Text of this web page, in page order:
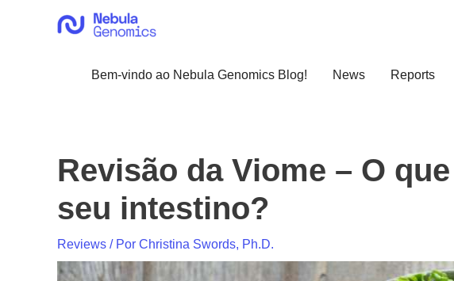
Bem-vindo ao Nebula Genomics Blog!
News Reports
Revisão da Viome – O
seu intestino?
Reviews / Por Christina Swords, Ph.D.